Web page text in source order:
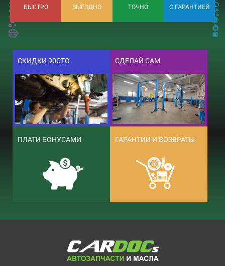
БЫСТРО ВЫГОДНО ТОЧНО С ГАРАНТИЕЙ
СКИДКИ 90СТО СДЕЛАЙ САМ
ПЛАТИ БОНУСАМИ ГАРАНТИИ И ВОЗВРАТЫ